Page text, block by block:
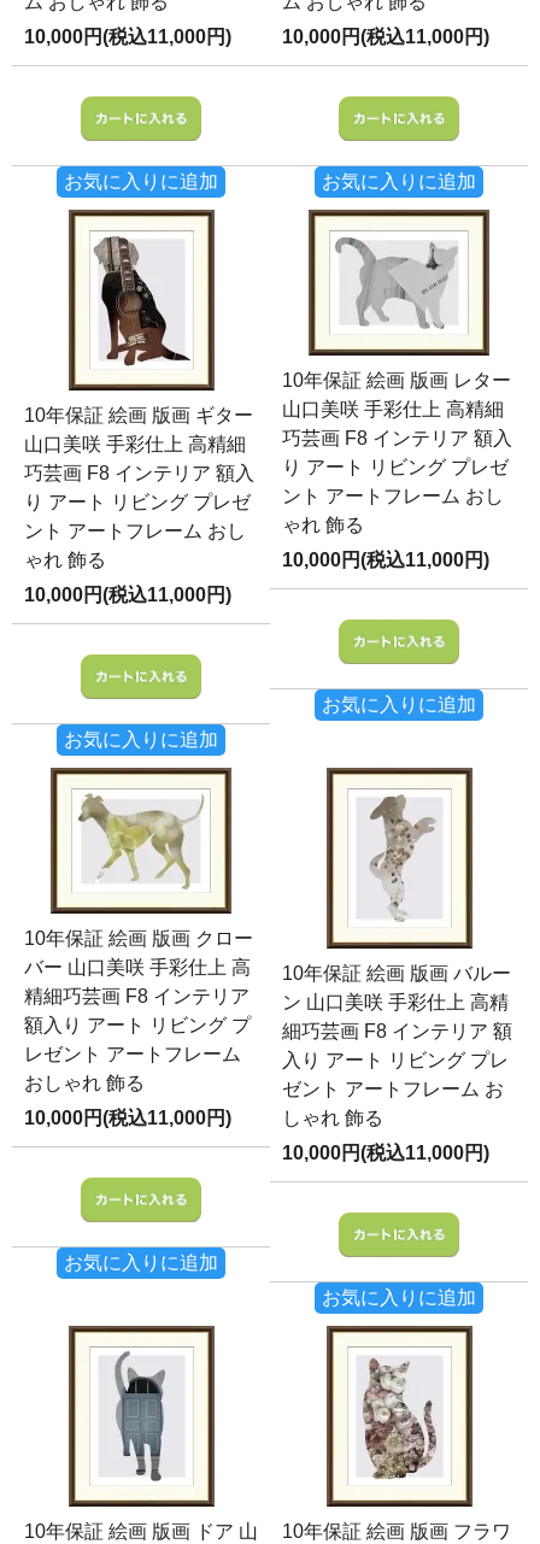
10,000円(税込11,000円)
お気に入りに追加
10,000円(税込11,000円)
お気に入りに追加
10年保証 絵画 版画 ギター
山口美咲 手彩仕上 高精細
巧芸画 F8 インテリア 額入
り アート リビング プレゼ
ント アートフレーム おし
ゃれ 飾る
10,000円(税込11,000円)
お気に入りに追加
10年保証 絵画 版画 レター
山口美咲 手彩仕上 高精細
巧芸画 F8 インテリア 額入
り アート リビング プレゼ
ント アートフレーム おし
ゃれ 飾る
10,000円(税込11,000円)
お気に入りに追加
10年保証 絵画 版画 クロー
バー 山口美咲 手彩仕上 高
精細巧芸画 F8 インテリア
額入り アート リビング プ
レゼント アートフレーム
おしゃれ 飾る
10,000円(税込11,000円)
お気に入りに追加
10年保証 絵画 版画 バルー
ン 山口美咲 手彩仕上 高精
細巧芸画 F8 インテリア 額
入り アート リビング プレ
ゼント アートフレーム お
しゃれ 飾る
10,000円(税込11,000円)
お気に入りに追加
10年保証 絵画 版画 ドア 山 10年保証 絵画 版画 フラワ